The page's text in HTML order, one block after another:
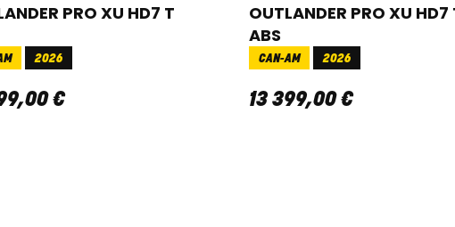
PRO XU HD7 T
2026
,00€
OUTLANDER PRO XU HD7
ABS
CAN-AM 2026
13 399,00€